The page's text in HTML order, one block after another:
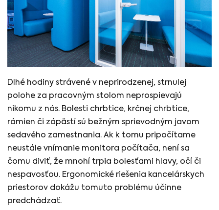
Dlhé hodiny strávené v neprirodzenej, strnulej
polohe za pracovným stolom neprospievajú
nikomu z nás. Bolesti chrbtice, krčnej chrbtice,
rámien či zápästí sú bežným sprievodným javom
sedavého zamestnania. Ak k tomu pripočítame
neustále vnímanie monitora počítača, není sa
čomu diviť, že mnohí trpia bolesťami hlavy, očí či
nespavosťou. Ergonomické riešenia kancelárskych
priestorov dokážu tomuto problému účinne
predchádzať.